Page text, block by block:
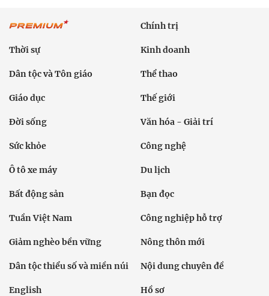
Chính trị
Thời sự Kinh doanh
Dân tộc và Tôn giáo Thể thao
Giáo dục Thế giới
Đời sống Văn hóa - Giải trí
Sức khỏe Công nghệ
Ô tô xe máy Du lịch
Bất động sản Bạn đọc
Tuần Việt Nam Công nghiệp hỗ trợ
Giảm nghèo bền vững Nông thôn mới
Dân tộc thiểu số và miền núi Nội dung chuyên đề
English Hồ sơ